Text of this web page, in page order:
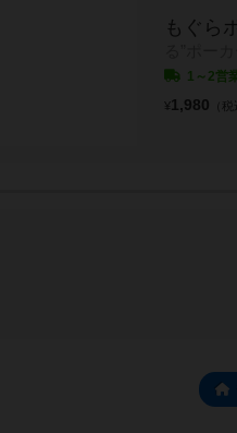
もぐら
1～2営
¥1,980 （税